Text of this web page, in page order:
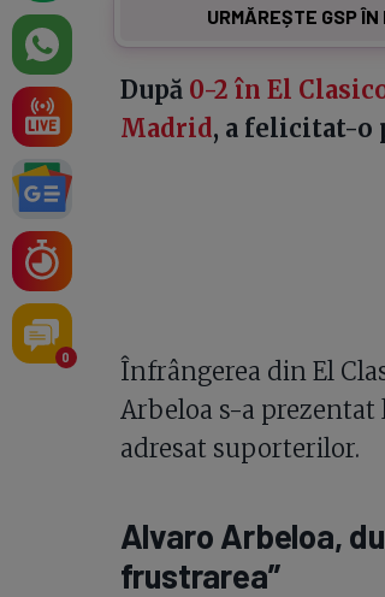
0
URMĂREȘTE GSP ÎN
După 0-2 în El
Madrid, a felicitat-o
Înfrângerea din El
Arbeloa s-a prezentat
adresat suporterilor.
Alvaro Arbeloa,
frustrarea”